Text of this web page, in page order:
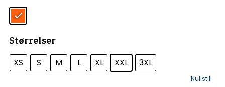
Størrelser
XS S M L XL XXL 3XL
Nullstill